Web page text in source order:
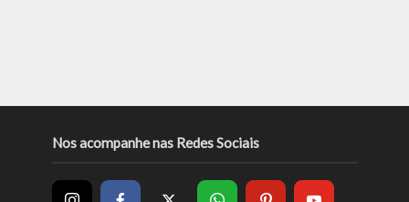
Nos acompanhe nas Redes Sociais